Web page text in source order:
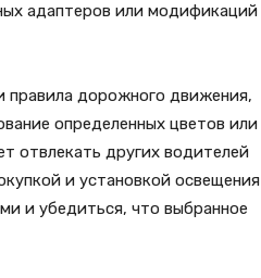
адаптеров или модификаций
правила дорожного движения,
определенных цветов или
отвлекать других водителей
и установкой освещения
и убедиться, что выбранное